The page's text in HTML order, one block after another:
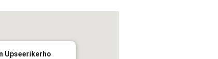
Upseerikerho